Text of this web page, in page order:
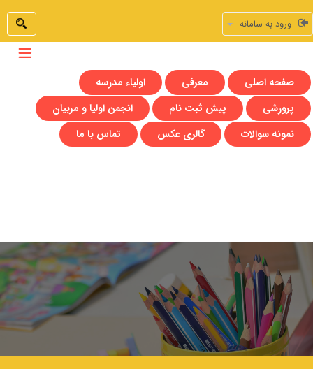
ورود به سامانه
صفحه اصلی معرفی
اولیاء مدرسه
پرورشی
پیش ثبت نام
انجمن اولیا و مربیان
نمونه سوالات
گالری عکس تماس با ما